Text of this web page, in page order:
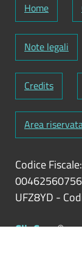
Home
Note legali
Credits
Area
Codice
00462560756
UFZ8YD -
ClioCom©